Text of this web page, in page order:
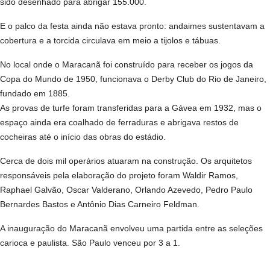
E o palco da festa ainda não estava pronto: andaimes sustentavam a
cobertura e a torcida circulava em meio a tijolos e tábuas.
No local onde o Maracanã foi construído para receber os jogos da
Copa do Mundo de 1950, funcionava o Derby Club do Rio de Janeiro,
fundado em 1885.
As provas de turfe foram transferidas para a Gávea em 1932, mas o
espaço ainda era coalhado de ferraduras e abrigava restos de
cocheiras até o início das obras do estádio.
Cerca de dois mil operários atuaram na construção. Os arquitetos
responsáveis pela elaboração do projeto foram Waldir Ramos,
Raphael Galvão, Oscar Valderano, Orlando Azevedo, Pedro Paulo
Bernardes Bastos e Antônio Dias Carneiro Feldman.
A inauguração do Maracanã envolveu uma partida entre as seleções
carioca e paulista. São Paulo venceu por 3 a 1.